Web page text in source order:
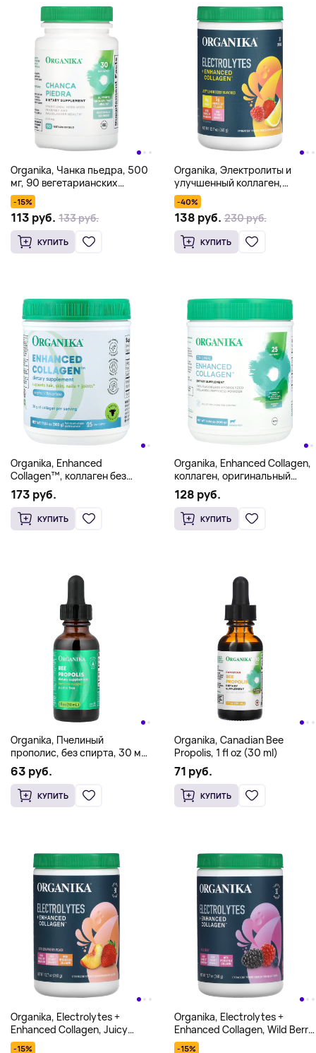
Organika, Чанка пьедра, 500
мг, 90 вегетарианских
капсул
-15%
113 руб. 133 руб.
КУПИТЬ
Organika, Электролиты и
улучшенный коллаген,
пикантные ягоды лимона,
360 г (12,7 унции)
-40%
138 руб. 230 руб.
КУПИТЬ
Organika, Enhanced
Collagen™, коллаген без
вкусовых добавок, 500 г
(17,64 унции)
173 руб.
КУПИТЬ
Organika, Enhanced Collagen,
коллаген, оригинальный
вкус, 500 г (17,64 унции)
128 руб.
КУПИТЬ
Organika, Пчелиный
прополис, без спирта, 30 мл
(1 жидк. Унция)
63 руб.
КУПИТЬ
Organika, Canadian Bee
Propolis, 1 fl oz (30 ml)
71 руб.
КУПИТЬ
Organika, Electrolytes +
Enhanced Collagen, Juicy
Strawberry Peach, 12.7 oz
-15%
Organika, Electrolytes +
Enhanced Collagen, Wild Berry,
12.7 oz (360 g)
-15%